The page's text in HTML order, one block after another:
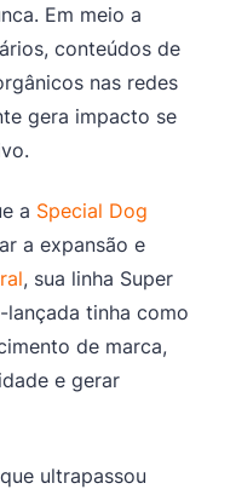
Em meio a
conteúdos de
nas redes
gera impacto se
a Special Dog
a expansão e
, sua linha Super
lançada tinha como
de marca,
e gerar
ultrapassou